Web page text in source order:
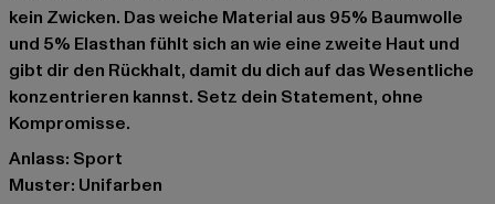
kein Zwicken. Das weiche Material aus 95% Baumwolle
und 5% Elasthan fühlt sich an wie eine zweite Haut und
gibt dir den Rückhalt, damit du dich auf das Wesentliche
konzentrieren kannst. Setz dein Statement, ohne
Kompromisse.
Anlass: Sport
Muster: Unifarben